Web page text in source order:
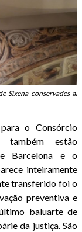
Sixena conservades al
o Consórcio
também estão
Barcelona e o
inteiramente
transferido foi o
preventiva e
baluarte de
da justiça. São